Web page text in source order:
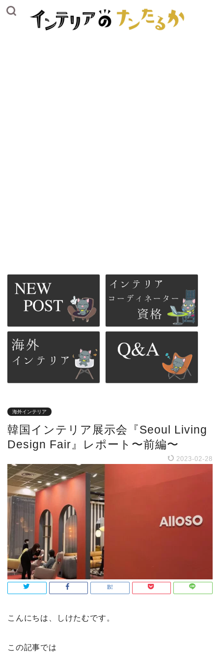
海外インテリア
韓国インテリア展示会『Seoul Living
Design Fair』レポート〜前編〜
2023-02-28
こんにちは、しけたむです。
この記事では